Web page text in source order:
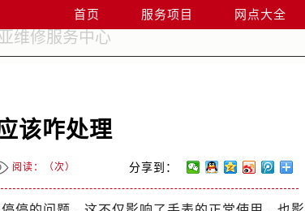
首页 服务项目 网点大全
该咋处理
阅读：（次） 分享到：